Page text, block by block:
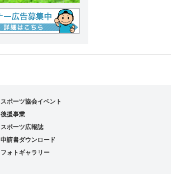
スポーツ協会イベント
後援事業
スポーツ広報誌
申請書ダウンロード
フォトギャラリー